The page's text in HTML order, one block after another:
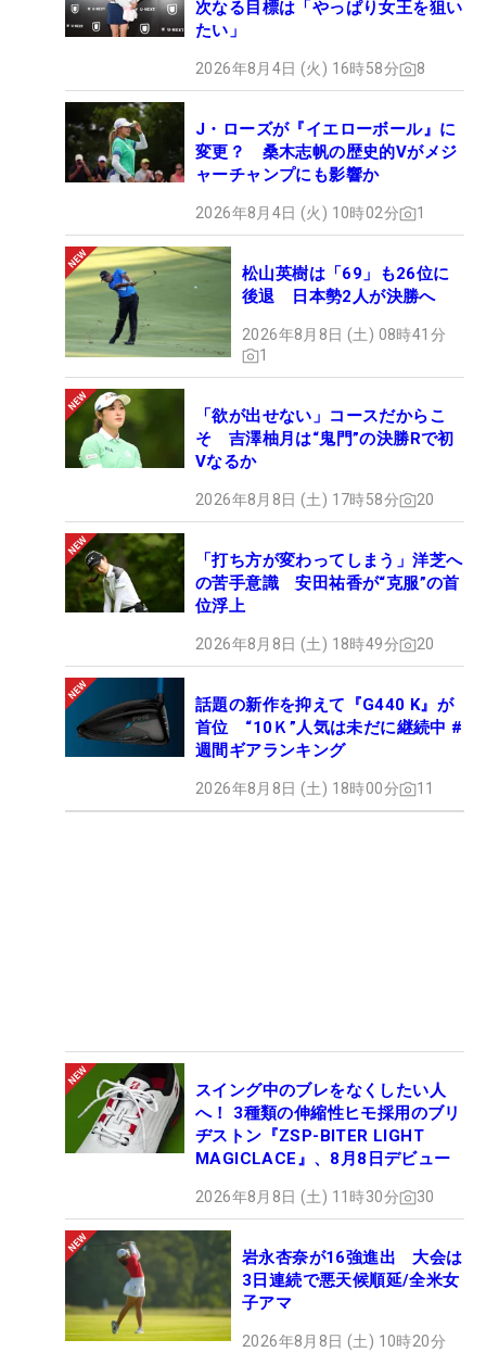
次なる目標は「やっぱり女王を狙い
たい」
2026年8月4日 (火) 16時58分 8
J・ローズが『イエローボール』に
変更？ 桑木志帆の歴史的Vがメジ
ャーチャンプにも影響か
2026年8月4日 (火) 10時02分 1
松山英樹は「69」も26位に
後退 日本勢2人が決勝へ
2026年8月8日 (土) 08時41分
1
「欲が出せない」コースだからこ
そ 吉澤柚月は“鬼門”の決勝Rで初
Vなるか
2026年8月8日 (土) 17時58分 20
「打ち方が変わってしまう」洋芝へ
の苦手意識 安田祐香が“克服”の首
位浮上
2026年8月8日 (土) 18時49分 20
話題の新作を抑えて『G440 K』が
首位 “10Ｋ”人気は未だに継続中 #
週間ギアランキング
2026年8月8日 (土) 18時00分 11
スイング中のブレをなくしたい人
へ！ 3種類の伸縮性ヒモ採用のブリ
ヂストン『ZSP-BITER LIGHT
MAGICLACE』、8月8日デビュー
2026年8月8日 (土) 11時30分 30
岩永杏奈が16強進出 大会は
3日連続で悪天候順延/全米女
子アマ
2026年8月8日 (土) 10時20分